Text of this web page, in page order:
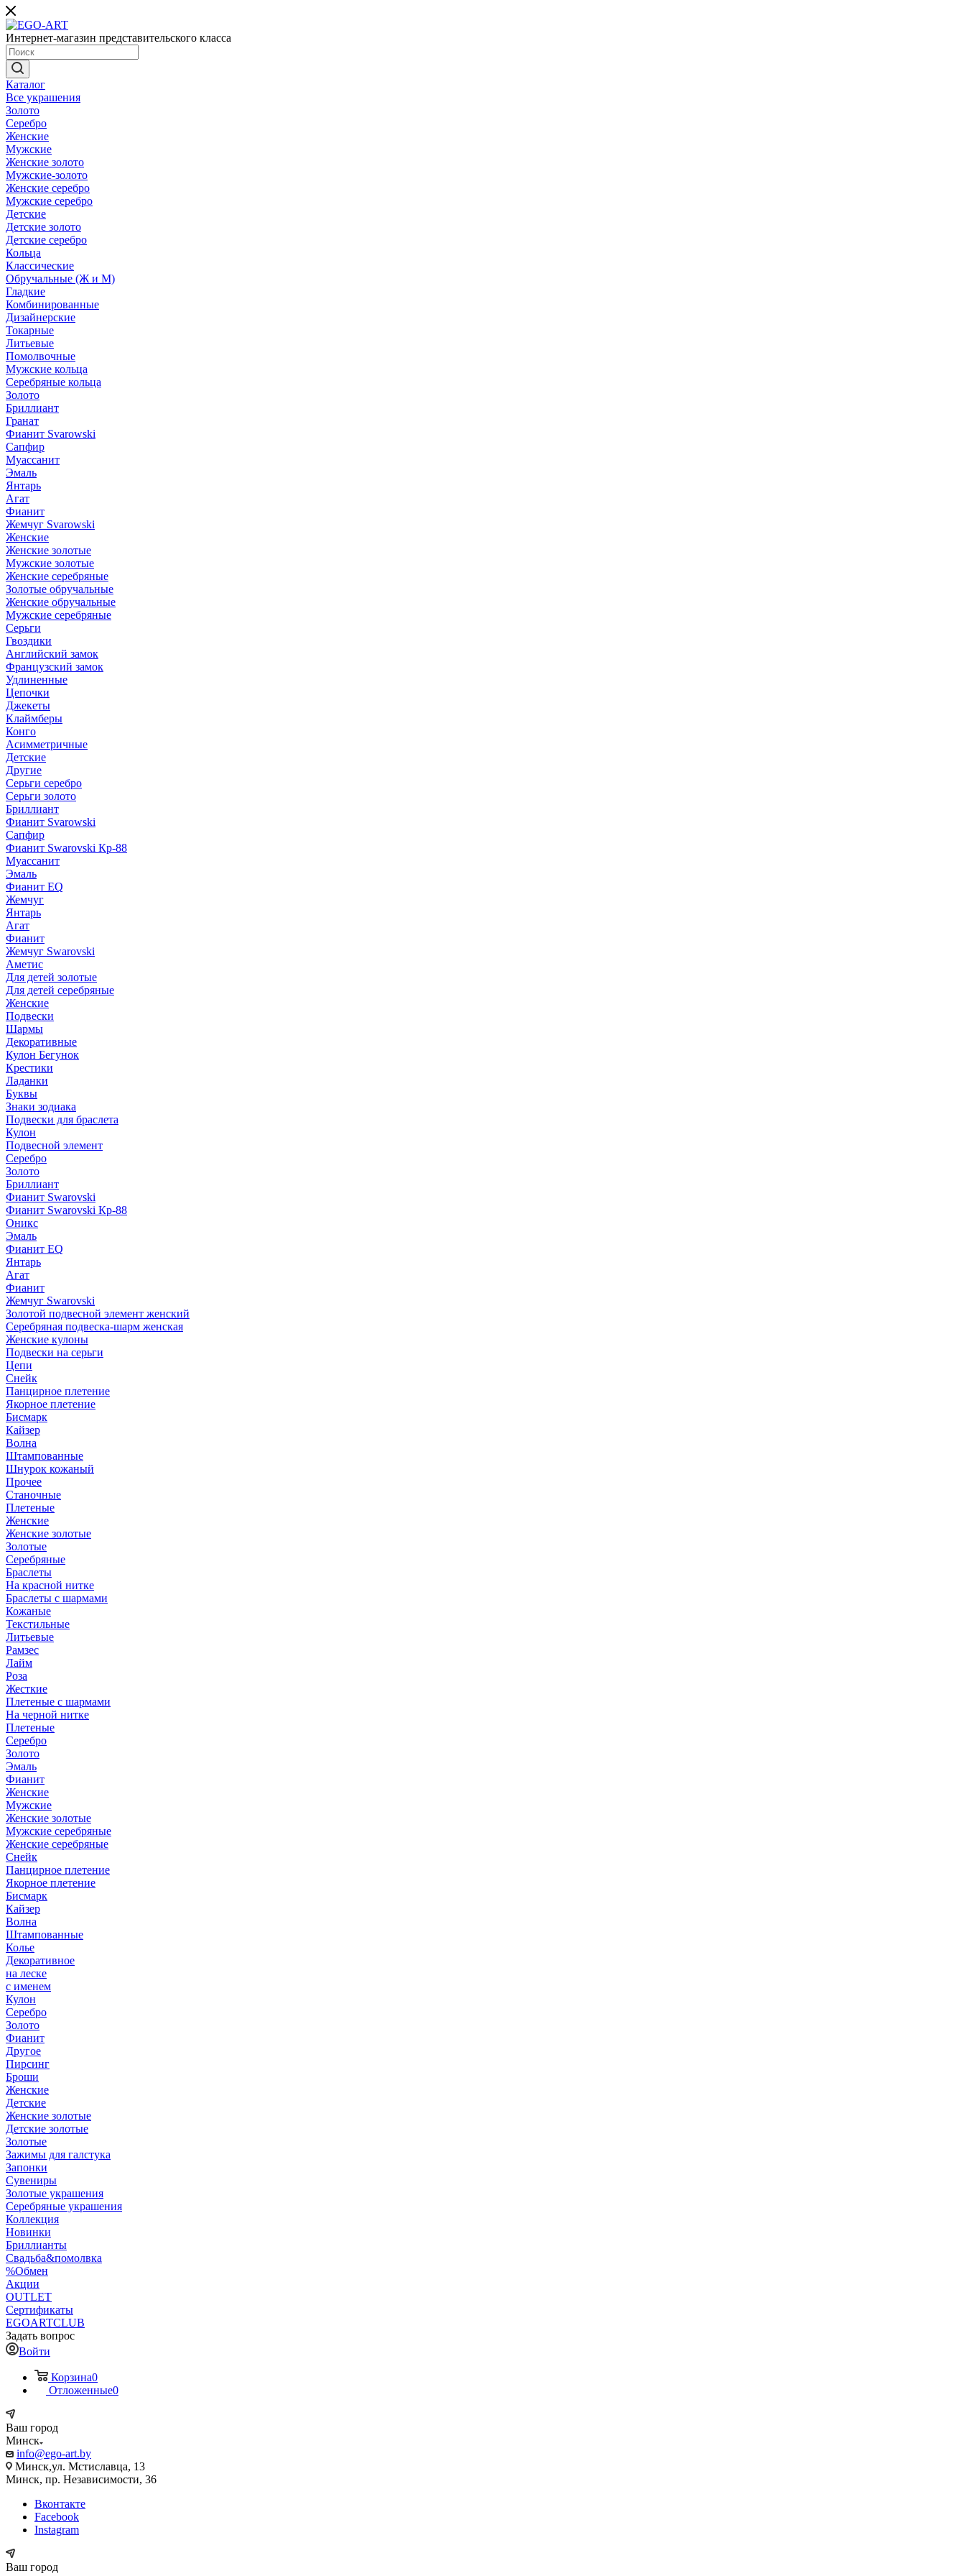
Интернет-магазин представительского класса
Каталог
Все украшения
Золото
Серебро
Женские
Мужские
Женские золото
Мужские-золото
Женские серебро
Мужские серебро
Детские
Детские золото
Детские серебро
Кольца
Классические
Обручальные (Ж и М)
Гладкие
Комбинированные
Дизайнерские
Токарные
Литьевые
Помолвочные
Мужские кольца
Серебряные кольца
Золото
Бриллиант
Гранат
Фианит Svarowski
Сапфир
Муассанит
Эмаль
Янтарь
Агат
Фианит
Жемчуг Svarowski
Женские
Женские золотые
Мужские золотые
Женские серебряные
Золотые обручальные
Женские обручальные
Мужские серебряные
Серьги
Гвоздики
Английский замок
Французский замок
Удлиненные
Цепочки
Джекеты
Клаймберы
Конго
Асимметричные
Детские
Другие
Серьги серебро
Серьги золото
Бриллиант
Фианит Svarowski
Сапфир
Фианит Swarovski Кр-88
Муассанит
Эмаль
Фианит EQ
Жемчуг
Янтарь
Агат
Фианит
Жемчуг Swarovski
Аметис
Для детей золотые
Для детей серебряные
Женские
Подвески
Шармы
Декоративные
Кулон Бегунок
Крестики
Ладанки
Буквы
Знаки зодиака
Подвески для браслета
Кулон
Подвесной элемент
Серебро
Золото
Бриллиант
Фианит Swarovski
Фианит Swarovski Кр-88
Оникс
Эмаль
Фианит EQ
Янтарь
Агат
Фианит
Жемчуг Swarovski
Золотой подвесной элемент женcкий
Серебряная подвеска-шарм женская
Женские кулоны
Подвески на серьги
Цепи
Снейк
Панцирное плетение
Якорное плетение
Бисмарк
Кайзер
Волна
Штампованные
Шнурок кожаный
Прочее
Станочные
Плетеные
Женские
Женские золотые
Золотые
Серебряные
Браслеты
На красной нитке
Браслеты с шармами
Кожаные
Текстильные
Литьевые
Рамзес
Лайм
Роза
Жесткие
Плетеные с шармами
На черной нитке
Плетеные
Серебро
Золото
Эмаль
Фианит
Женские
Мужские
Женские золотые
Мужские серебряные
Женские серебряные
Снейк
Панцирное плетение
Якорное плетение
Бисмарк
Кайзер
Волна
Штампованные
Колье
Декоративное
на леске
с именем
Кулон
Серебро
Золото
Фианит
Другое
Пирсинг
Броши
Женские
Детские
Женские золотые
Детские золотые
Золотые
Зажимы для галстука
Запонки
Сувениры
Золотые украшения
Серебряные украшения
Коллекция
Новинки
Бриллианты
Свадьба&помолвка
%Обмен
Акции
OUTLET
Сертификаты
EGOARTCLUB
Задать вопрос
Войти
Корзина0
Отложенные0
Ваш город
Минск
info@ego-art.by
Минск,ул. Мстиславца, 13
Минск, пр. Независимости, 36
Вконтакте
Facebook
Instagram
Ваш город